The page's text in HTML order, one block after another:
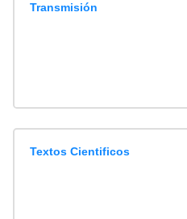
Transmisión
Textos Cientificos